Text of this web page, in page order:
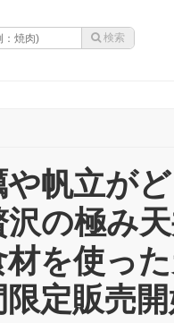
や帆立が
沢の極み
材を使っ
限定販売